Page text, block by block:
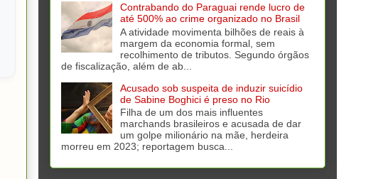
Contrabando do Paraguai rende lucro de
até 500% ao crime organizado no Brasil
A atividade movimenta bilhões de reais à
margem da economia formal, sem
recolhimento de tributos. Segundo órgãos
de fiscalização, além de ab...
Acusado sob suspeita de induzir suicídio
de Sabine Boghici é preso no Rio
Filha de um dos mais influentes
marchands brasileiros e acusada de dar
um golpe milionário na mãe, herdeira
morreu em 2023; reportagem busca...